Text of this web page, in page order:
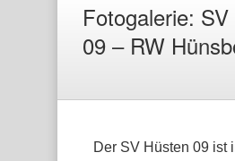
Fotogalerie:
09 – RW
Der SV Hüsten 09 ist